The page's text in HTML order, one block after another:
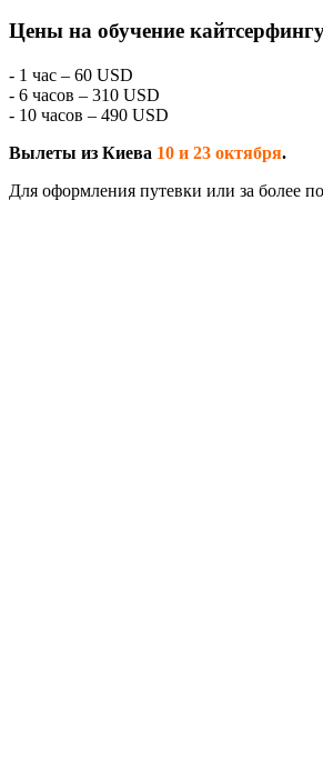
Цены на обучение
- 1 час – 60 USD
- 6 часов – 310 USD
- 10 часов – 490 USD
Вылеты из Киева 10 и 23 октября.
Для оформления путевки или за более